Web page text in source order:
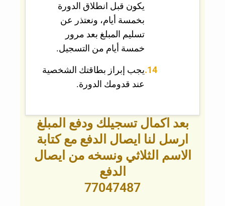
يكون قبل انطلاق الدورة
بخمسة أيام، ونعتذر عن
تسليم المبلغ بعد مرور
خمسة أيام من التسجيل.
يجب إبراز بطاقتك الشخصية
عند قدومك الدورة.
بعد اكمال تسجيلك ودفع المبلغ
ارسل لنا ايصال الدفع مع كتابة
الاسم الثلاثي ونسخه من ايصال
الدفع
77047487